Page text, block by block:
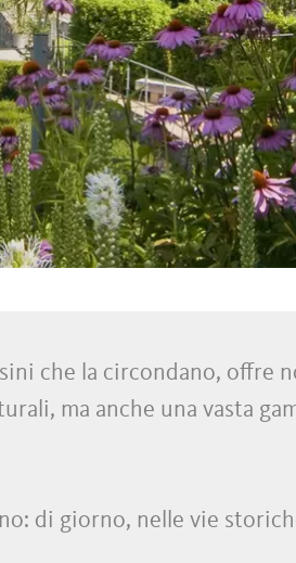
che la circondano, offre
ma anche una vasta
di giorno, nelle vie